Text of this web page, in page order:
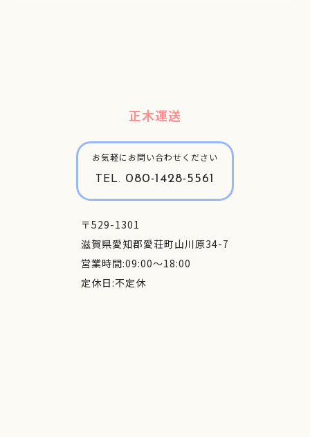
正木運送
お気軽にお問い合わせください
TEL. 080-1428-5561
〒529-1301
滋賀県愛知郡愛荘町山川原34-7
営業時間:09:00～18:00
定休日:不定休